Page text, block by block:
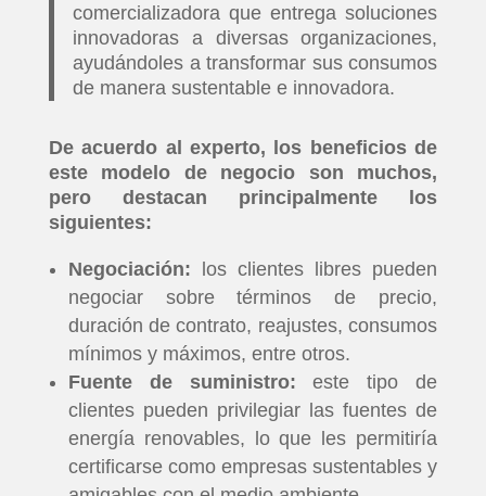
comercializadora que entrega soluciones
innovadoras a diversas organizaciones,
ayudándoles a transformar sus consumos
de manera sustentable e innovadora.
De acuerdo al experto, los beneficios de
este modelo de negocio son muchos,
pero destacan principalmente los
siguientes:
Negociación: los clientes libres pueden
negociar sobre términos de precio,
duración de contrato, reajustes, consumos
mínimos y máximos, entre otros.
Fuente de suministro: este tipo de
clientes pueden privilegiar las fuentes de
energía renovables, lo que les permitiría
certificarse como empresas sustentables y